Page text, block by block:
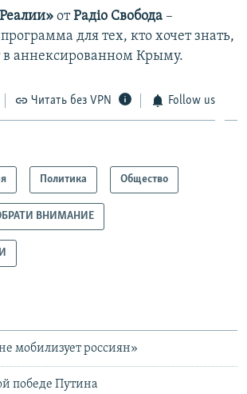
отРадіо Свобода –
для тех, кто хочет знать,
в аннексированном Крыму.
Читать без VPN Follow us
Политика Общество
ВНИМАНИЕ
мобилизует россиян»
победе Путина